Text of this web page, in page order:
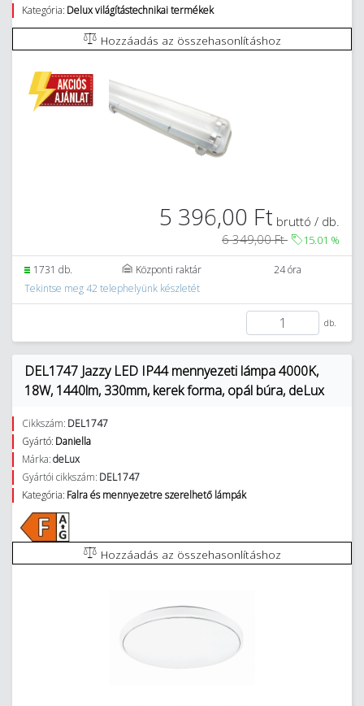
Kategória: Delux világítástechnikai termékek
Hozzáadás az összehasonlításhoz
5 396,00 Ft bruttó / db.
6 349,00 Ft
15.01 %
1731 db. Központi raktár
24 óra
Tekintse meg 42 telephelyünk készletét
db.
DEL1747 Jazzy LED IP44 mennyezeti lámpa 4000K,
18W, 1440lm, 330mm, kerek forma, opál búra, deLux
Cikkszám: DEL1747
Gyártó: Daniella
Márka:deLux
Gyártói cikkszám: DEL1747
Kategória: Falra és mennyezetre szerelhető lámpák
Hozzáadás az összehasonlításhoz